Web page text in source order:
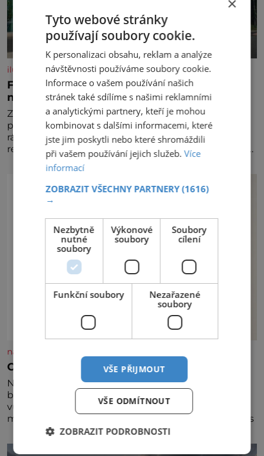
iluxus.cz
Ford dává český fotbal do pohybu. Stává se
novým partnerem FAČR
Značka Ford se od srpna 2026 stává novým
partnerem Fotbalové asociace České republiky. V
rámci tříleté spolupráce zajistí mobilitu asociace,
reprezentačních týmů i českého fotbalu v regionech.
nasehvezdy.cz
Osamělá herečka Syslová všechno vzdala?
Nedávno se povídalo, že má Dana Syslová (80)
blízkého přítele, který je jí oporou. Ale je to ještě
vůbec pravda? V posledních dnech čím dál častěji
mluví o svém odchodu. Dohnala ji snad samota? Půs
Tyto webové stránky
používají soubory cookie.
K personalizaci obsahu, reklam a analýze
návštěvnosti používáme soubory cookie.
Informace o vašem používání našich
stránek také sdílíme s našimi reklamními
a analytickými partnery, kteří je mohou
kombinovat s dalšími informacemi, které
jste jim poskytli nebo které shromáždili
při vašem používání jejich služeb.Více
informací
ZOBRAZIT VŠECHNY PARTNERY(1616)
→
Nezbytně
nutné
soubory
Výkonové
soubory
Soubory
cílení
Funkční soubory
Nezařazené
soubory
VŠE PŘIJMOUT
VŠE ODMÍTNOUT
ZOBRAZIT PODROBNOSTI